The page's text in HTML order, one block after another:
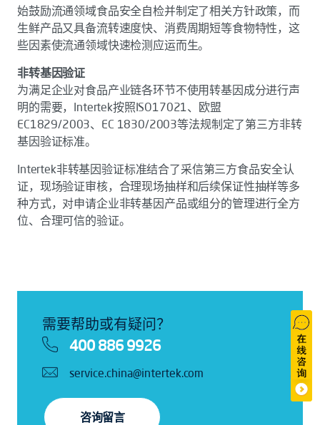
始鼓励流通领域食品安全自检并制定了相关方针政策，而
生鲜产品又具备流转速度快、消费周期短等食物特性，这
些因素使流通领域快速检测应运而生。
非转基因验证
为满足企业对食品产业链各环节不使用转基因成分进行声
明的需要，Intertek按照ISO17021、欧盟
EC1829/2003、EC 1830/2003等法规制定了第三方非转
基因验证标准。
Intertek非转基因验证标准结合了采信第三方食品安全认
证，现场验证审核，合理现场抽样和后续保证性抽样等多
种方式，对申请企业非转基因产品或组分的管理进行全方
位、合理可信的验证。
需要帮助或有疑问？
400 886 9926
service.china@intertek.com
咨询留言